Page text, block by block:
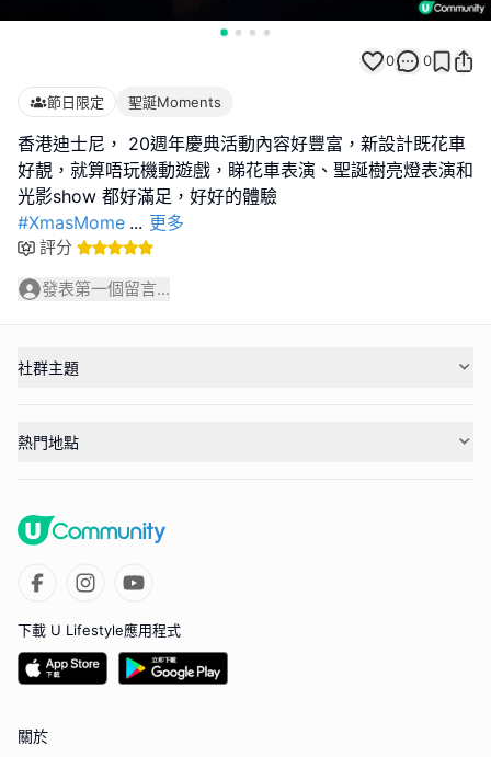
0 0
節日限定 聖誕Moments
香港迪士尼， 20週年慶典活動內容好豐富，新設計既花車
好靚，就算唔玩機動遊戲，睇花車表演、聖誕樹亮燈表演和
#XmasMome ... 更多
評分
發表第一個留言...
社群主題
熱門地點
下載 U Lifestyle應用程式
關於